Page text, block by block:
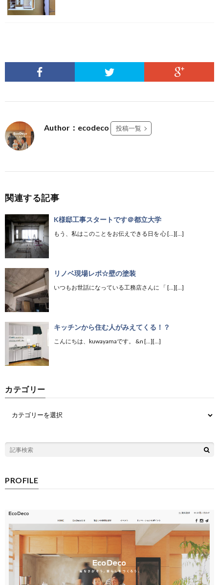
Author：ecodeco 投稿一覧
関連する記事
K様邸工事スタートです＠都立大学
もう、私はこのことをお伝えできる日を 心 […][…]
リノベ現場レポ☆壁の塗装
いつもお世話になっている工務店さんに 「 […][…]
キッチンから住む人がみえてくる！？
こんにちは、kuwayamaです。 &n […][…]
カテゴリー
PROFILE